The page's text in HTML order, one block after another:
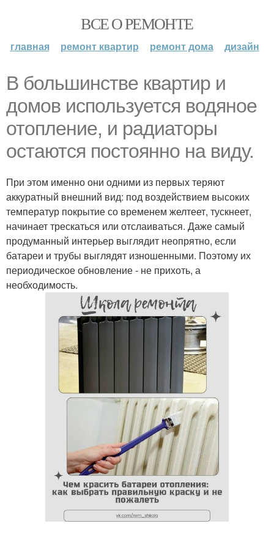
ВСЕ О РЕМОНТЕ
главная ремонт квартир ремонт дома дизайн
В большинстве квартир и
домов используется водяное
отопление, и радиаторы
остаются постоянно на виду.
При этом именно они одними из первых теряют
аккуратный внешний вид: под воздействием высоких
температур покрытие со временем желтеет, тускнеет,
начинает трескаться или отслаиваться. Даже самый
продуманный интерьер выглядит неопрятно, если
батареи и трубы выглядят изношенными. Поэтому их
периодическое обновление - не прихоть, а
необходимость.